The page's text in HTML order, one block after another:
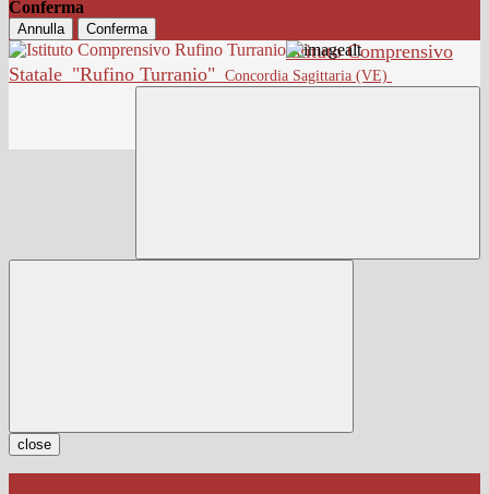
Conferma
Annulla Conferma
Istituto Comprensivo
Statale "Rufino Turranio" Concordia Sagittaria (VE)
close